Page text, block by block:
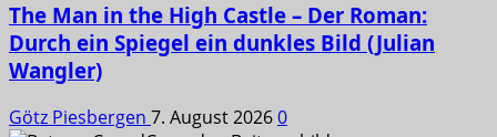
The Man in the High Castle – Der Roman:
Durch ein Spiegel ein dunkles Bild (Julian
Wangler)
Götz Piesbergen 7. August 20260